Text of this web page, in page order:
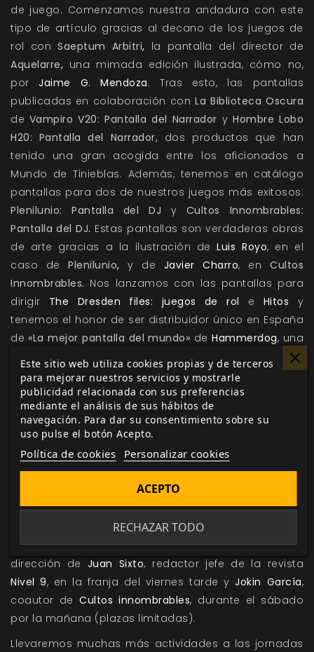
de juego. Comenzamos nuestra andadura con este
tipo de artículo gracias al decano de los juegos de
rol con Saeptum Arbitri, la pantalla del director de
Aquelarre, una mimada edición ilustrada, cómo no,
porJaime G. Mendoza. Tras esto, las pantallas
publicadas en colaboración conLa Biblioteca Oscura
de Vampiro V20: Pantalla del Narrador yHombre Lobo
H20: Pantalla del Narrador, dos productos que han
tenido una gran acogida entre los aficionados a
Mundo de Tinieblas. Además, tenemos en catálogo
pantallas para dos de nuestros juegos más exitosos:
Plenilunio: Pantalla del DJ y Cultos Innombrables:
Pantalla del DJ. Estas pantallas son verdaderas obras
de arte gracias a la ilustración deLuis Royo, en el
caso dePlenilunio, y de Javier Charro, en Cultos
Innombrables. Nos lanzamos con las pantallas para
dirigir The Dresden files: juegos de rol e Hitos y
tenemos el honor de ser distribuidor único en España
de«La mejor pantalla del mundo» deHammerdog, una
pantalla personalizable de cuatro paneles en formato
A4 para que puedas utilizar imágenes y tablas a tu
gusto.
Blacksad: juego de rolen las jornadas
2016.
Del cuatro al ocho de agosto estaremos en Mollina
Blacksad: juego de rol
Puedes hacerlo de la mano de dos de sus autores:
el jueves por la tarde y
domingo por la noche; contaremos también con la
dirección de Juan Sixto, redactor jefe de la revista
Nivel 9, en la franja del viernes tarde yJokin García,
coautor de Cultos innombrables, durante el sábado
por la mañana (plazas limitadas).
Llevaremos muchas más actividades a las jornadas
Este sitio web utiliza cookies propias y de terceros
para mejorar nuestros servicios y mostrarle
publicidad relacionada con sus preferencias
mediante el análisis de sus hábitos de
navegación. Para dar su consentimiento sobre su
uso pulse el botón Acepto.
Política de cookies Personalizar cookies
RECHAZAR TODO
ACEPTO